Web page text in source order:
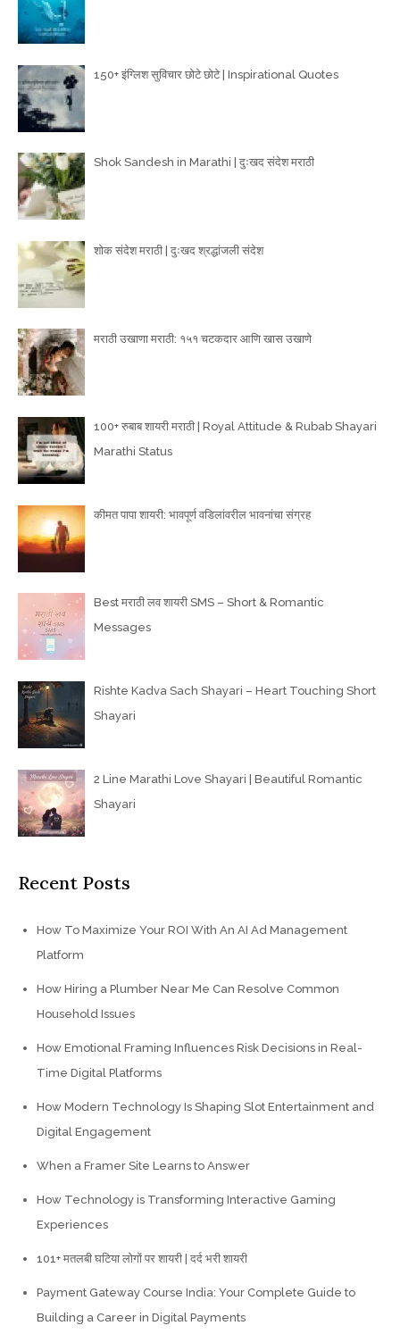
150+ इंग्लिश सुविचार छोटे छोटे | Inspirational Quotes
Shok Sandesh in Marathi | दुःखद संदेश मराठी
शोक संदेश मराठी | दुःखद श्रद्धांजली संदेश
मराठी उखाणा मराठी: १५१ चटकदार आणि खास उखाणे
100+ रुबाब शायरी मराठी | Royal Attitude & Rubab Shayari
Marathi Status
कीमत पापा शायरी: भावपूर्ण वडिलांवरील भावनांचा संग्रह
Best मराठी लव शायरी SMS – Short & Romantic
Messages
Rishte Kadva Sach Shayari – Heart Touching Short
Shayari
2 Line Marathi Love Shayari | Beautiful Romantic
Shayari
Recent Posts
How To Maximize Your ROI With An AI Ad Management
Platform
How Hiring a Plumber Near Me Can Resolve Common
Household Issues
How Emotional Framing Influences Risk Decisions in Real-
Time Digital Platforms
How Modern Technology Is Shaping Slot Entertainment and
Digital Engagement
When a Framer Site Learns to Answer
How Technology is Transforming Interactive Gaming
Experiences
101+ मतलबी घटिया लोगों पर शायरी | दर्द भरी शायरी
Payment Gateway Course India: Your Complete Guide to
Building a Career in Digital Payments